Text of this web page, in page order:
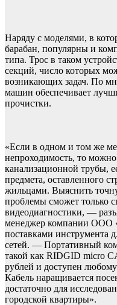
Наряду с моделями, в
барабан, популярны и
типа. Трос в таком
секций, число которых
возникающих задач. По
машин обеспечивает
прочистки.
«Если в одном и том же
непроходимость, то
канализационной трубы,
предмета, оставленного
жильцами. Выяснить
проблемы сможет только
видеодиагностики, —
менеджер компании ООО
поставками инструмента
сетей. — Портативный
такой как RIDGID micro
рублей и доступен
Кабель наращивается
достаточно для
городской квартиры».